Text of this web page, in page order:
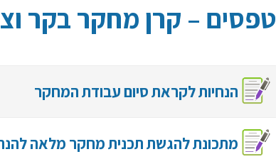
טפסים – קרן מחקר בקר
הנחיות לקראת סיום עבודת המחקר
מתכונת להגשת תכנית מחקר מלאה